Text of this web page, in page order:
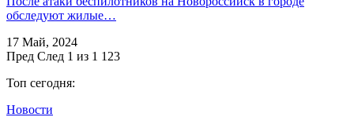
обследуют жилые…
17 Май, 2024
Пред След 1 из 1 123
Топ сегодня:
Новости